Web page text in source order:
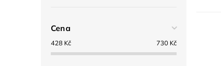
Cena
428 Kč 730 Kč